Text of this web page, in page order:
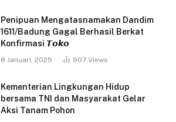
Penipuan Mengatasnamakan Dandim
1611/Badung Gagal Berhasil Berkat
Konfirmasi 𝙏𝙤𝙠𝙤
8 Januari, 2025 907 Views
Kementerian Lingkungan Hidup
bersama TNI dan Masyarakat Gelar
Aksi Tanam Pohon